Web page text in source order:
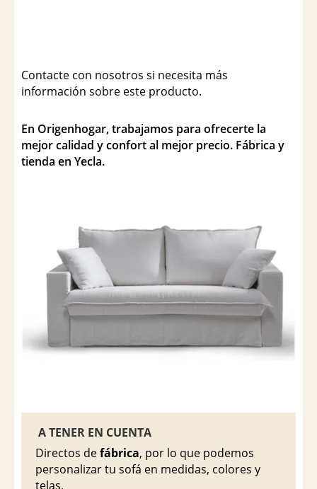
Contacte con nosotros si necesita más
información sobre este producto.
En Origenhogar, trabajamos para ofrecerte la
mejor calidad y confort al mejor precio. Fábrica y
tienda en Yecla.
A TENER EN CUENTA
Directos defábrica, por lo que podemos
personalizar tu sofá en medidas, colores y
telas.